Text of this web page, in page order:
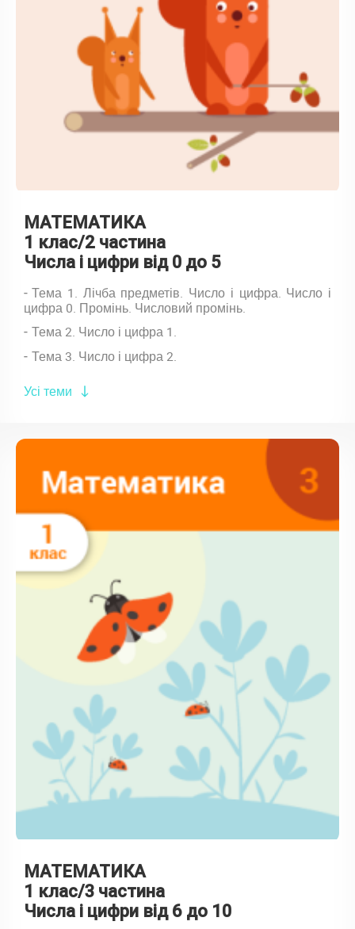
МАТЕМАТИКА
1 клас/2 частина
Числа і цифри від 0 до 5
Тема 1. Лічба предметів. Число і цифра. Число і
цифра 0. Промінь. Числовий промінь.
Тема 2. Число і цифра 1.
Тема 3. Число і цифра 2.
Усі теми
МАТЕМАТИКА
1 клас/3 частина
Числа і цифри від 6 до 10